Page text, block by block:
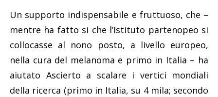
Un supporto indispensabile e fruttuoso, che –
mentre ha fatto si che l’Istituto partenopeo si
collocasse al nono posto, a livello europeo,
nella cura del melanoma e primo in Italia – ha
aiutato Ascierto a scalare i vertici mondiali
della ricerca (primo in Italia, su 4 mila; secondo